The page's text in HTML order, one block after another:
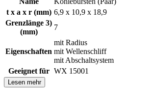
t x a x r (mm) 6,9 x 10,9 x 18,9
Grenzlänge 3)
(mm)
7
Eigenschaften
mit Radius
mit Wellenschliff
mit Abschaltsystem
Geeignet für WX 15001
Lesen mehr